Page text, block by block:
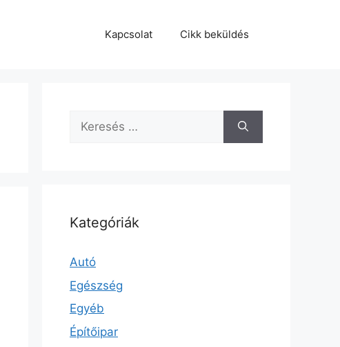
Kapcsolat Cikk beküldés
Keresés:
Kategóriák
Autó
Egészség
Egyéb
Építőipar